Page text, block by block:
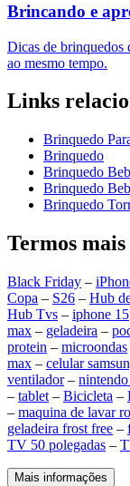
Brincando e
Dicas de brinquedos
ao mesmo tempo.
Links
Brinquedo
Brinquedo
Brinquedo
Brinquedo
Brinquedo
Termos
Black Friday –
Copa – S26 – Hub
Hub Tvs – iphone 15
max – geladeira –
protein – microondas
max – celular
ventilador–
– tablet – Bicicleta –
– maquina de lavar
geladeira frost free –
TV 50 polegadas –
Mais informações